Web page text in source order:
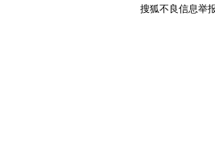
搜狐不良信息举